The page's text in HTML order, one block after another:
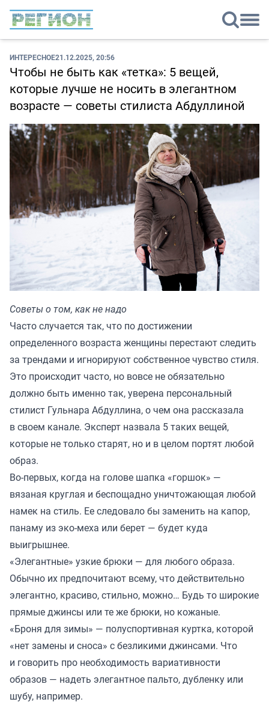
ИНТЕРЕСНОЕ21.12.2025, 20:56
Чтобы не быть как «тетка»: 5 вещей,
которые лучше не носить в элегантном
возрасте — советы стилиста Абдуллиной
Советы о том, как не надо
Часто случается так, что по достижении
определенного возраста женщины перестают следить
за трендами и игнорируют собственное чувство стиля.
Это происходит часто, но вовсе не обязательно
должно быть именно так, уверена персональный
стилист Гульнара Абдуллина, о чем она рассказала
в своем канале. Эксперт назвала 5 таких вещей,
которые не только старят, но и в целом портят любой
образ.
Во-первых, когда на голове шапка «горшок» —
вязаная круглая и беспощадно уничтожающая любой
намек на стиль. Ее следовало бы заменить на капор,
панаму из эко-меха или берет — будет куда
выигрышнее.
«Элегантные» узкие брюки — для любого образа.
Обычно их предпочитают всему, что действительно
элегантно, красиво, стильно, можно… Будь то широкие
прямые джинсы или те же брюки, но кожаные.
«Броня для зимы» — полуспортивная куртка, которой
«нет замены и сноса» с безликими джинсами. Что
и говорить про необходимость вариативности
образов — надеть элегантное пальто, дубленку или
шубу, например.